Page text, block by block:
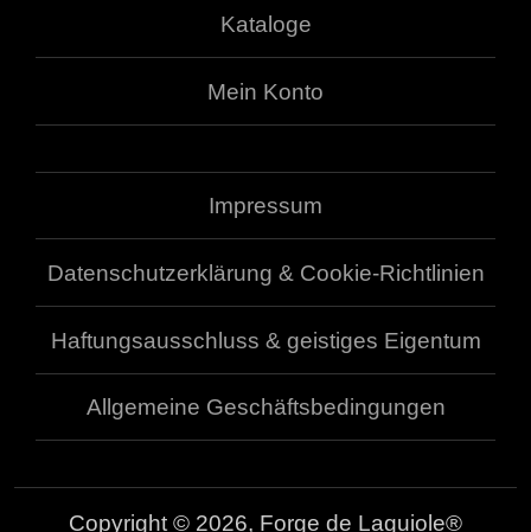
Kataloge
Mein Konto
Impressum
Datenschutzerklärung & Cookie-Richtlinien
Haftungsausschluss & geistiges Eigentum
Allgemeine Geschäftsbedingungen
Copyright © 2026, Forge de Laguiole®